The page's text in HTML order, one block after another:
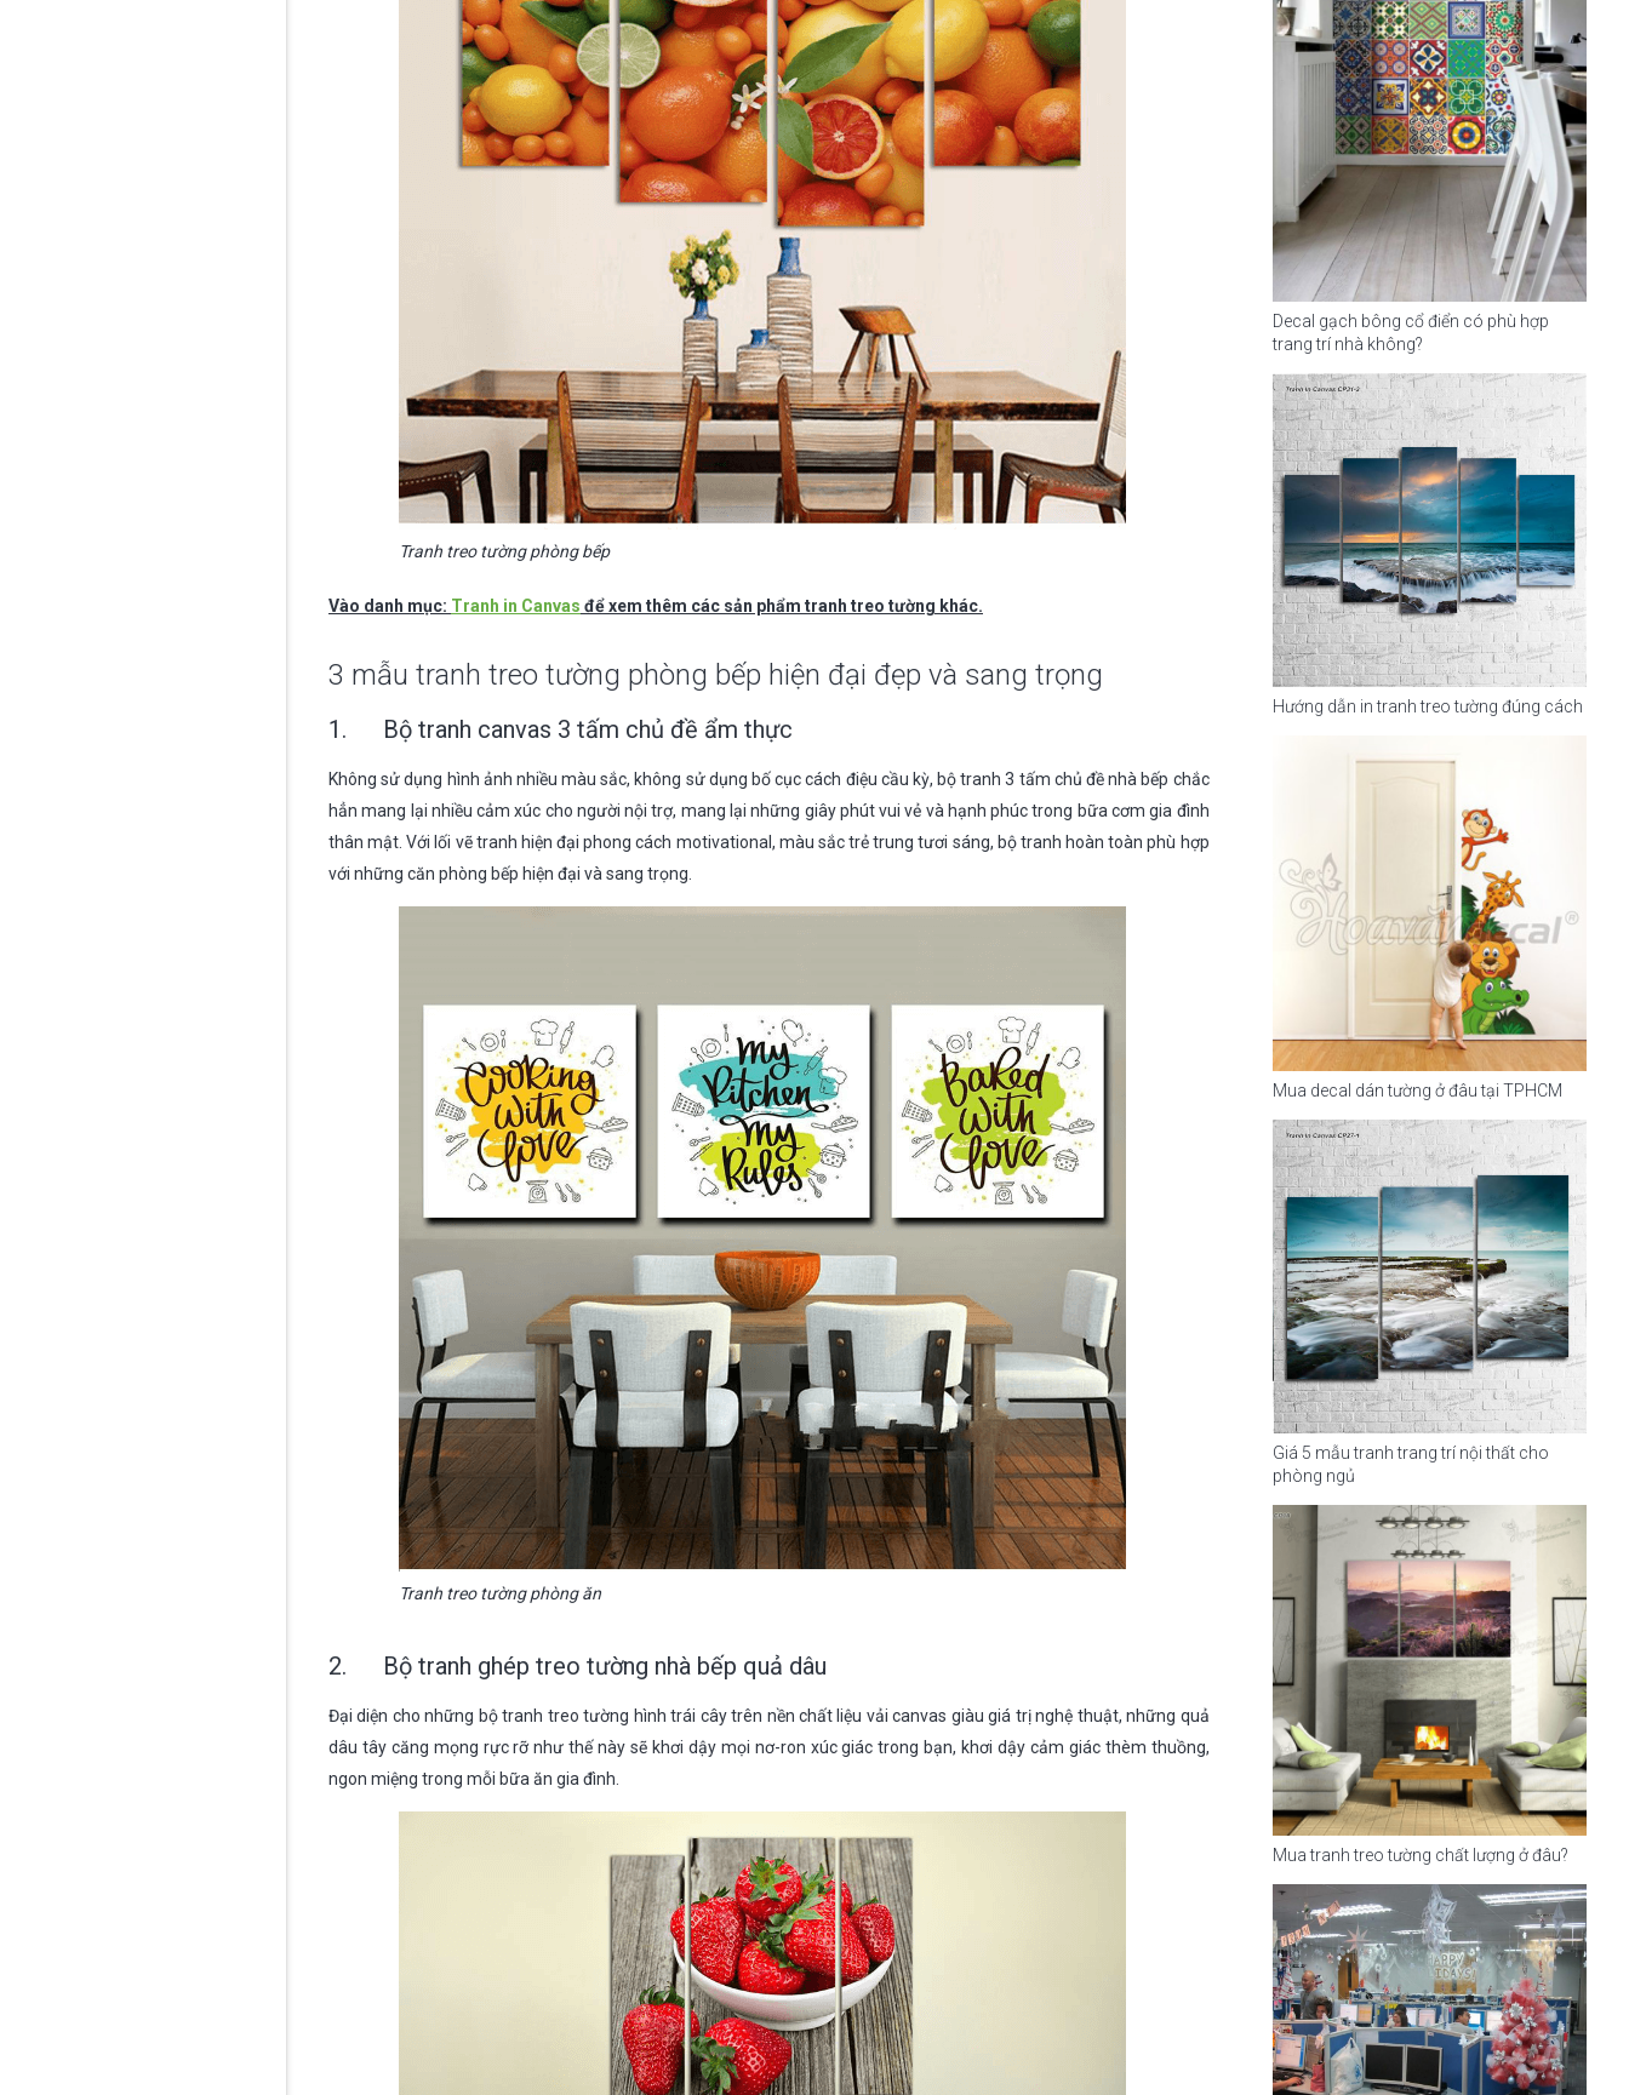
Tranh treo tường phòng bếp
Vào danh mục: Tranh in Canvas để xem thêm các sản phẩm tranh treo tường khác.
3 mẫu tranh treo tường phòng bếp hiện đại đẹp và sang trọng
1. Bộ tranh canvas 3 tấm chủ đề ẩm thực
Không sử dụng hình ảnh nhiều màu sắc, không sử dụng bố cục cách điệu cầu kỳ, bộ tranh 3 tấm chủ đề nhà bếp chắc
hẳn mang lại nhiều cảm xúc cho người nội trợ, mang lại những giây phút vui vẻ và hạnh phúc trong bữa cơm gia đình
thân mật. Với lối vẽ tranh hiện đại phong cách motivational, màu sắc trẻ trung tươi sáng, bộ tranh hoàn toàn phù hợp
với những căn phòng bếp hiện đại và sang trọng.
Tranh treo tường phòng ăn
2. Bộ tranh ghép treo tường nhà bếp quả dâu
Đại diện cho những bộ tranh treo tường hình trái cây trên nền chất liệu vải canvas giàu giá trị nghệ thuật, những quả
dâu tây căng mọng rực rỡ như thế này sẽ khơi dậy mọi nơ-ron xúc giác trong bạn, khơi dậy cảm giác thèm thuồng,
ngon miệng trong mỗi bữa ăn gia đình.
Decal gạch bông cổ điển có phù hợp
trang trí nhà không?
Hướng dẫn in tranh treo tường đúng cách
Mua decal dán tường ở đâu tại TPHCM
Giá 5 mẫu tranh trang trí nội thất cho
phòng ngủ
Mua tranh treo tường chất lượng ở đâu?